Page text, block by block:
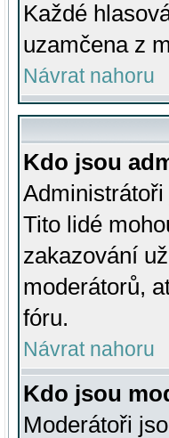
Každé
uzamčena z
Návrat nahoru
Kdo jsou
Tito lidé
zakazování
moderátorů,
fóru.
Návrat nahoru
Kdo jsou
Moderátoři